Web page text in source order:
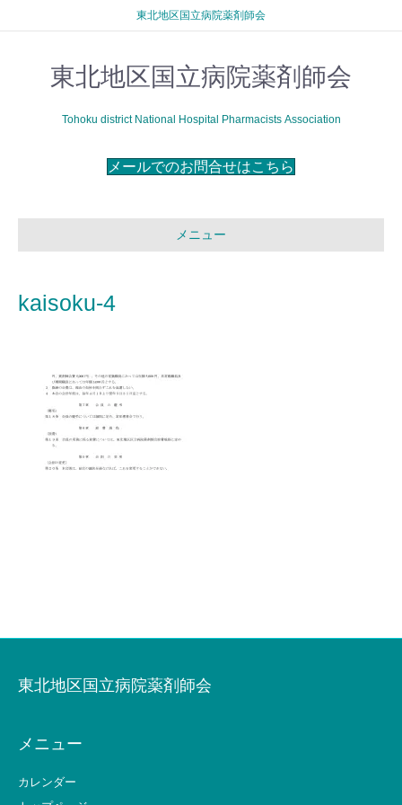
東北地区国立病院薬剤師会
東北地区国立病院薬剤師会
Tohoku district National Hospital Pharmacists Association
メールでのお問合せはこちら
メニュー
kaisoku-4
東北地区国立病院薬剤師会
メニュー
カレンダー